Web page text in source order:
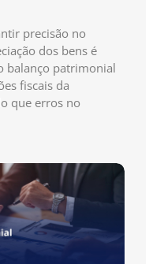
precisão no
dos bens é
balanço patrimonial
fiscais da
que erros no